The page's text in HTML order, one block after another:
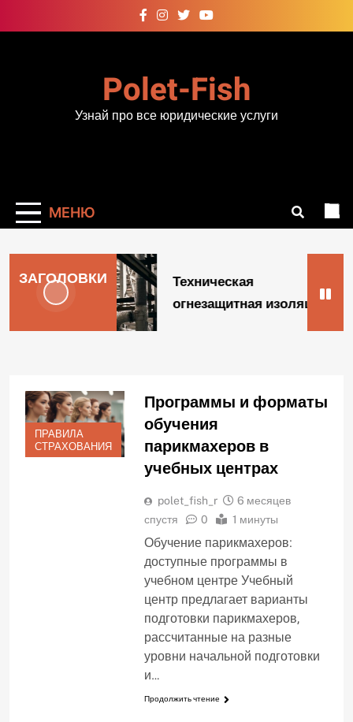
к
Polet-Fish
Узнай про все юридические услуги
МЕНЮ
ЗАГОЛОВКИ
Техническая
огнезащитная изоляц …
ПРАВИЛА
СТРАХОВАНИЯ
Программы и форматы
обучения
парикмахеров в
учебных центрах
polet_fish_r
6 месяцев
спустя
0 1 минуты
Обучение парикмахеров:
доступные программы в
учебном центре Учебный
центр предлагает варианты
подготовки парикмахеров,
рассчитанные на разные
уровни начальной подготовки
и…
Продолжить чтение